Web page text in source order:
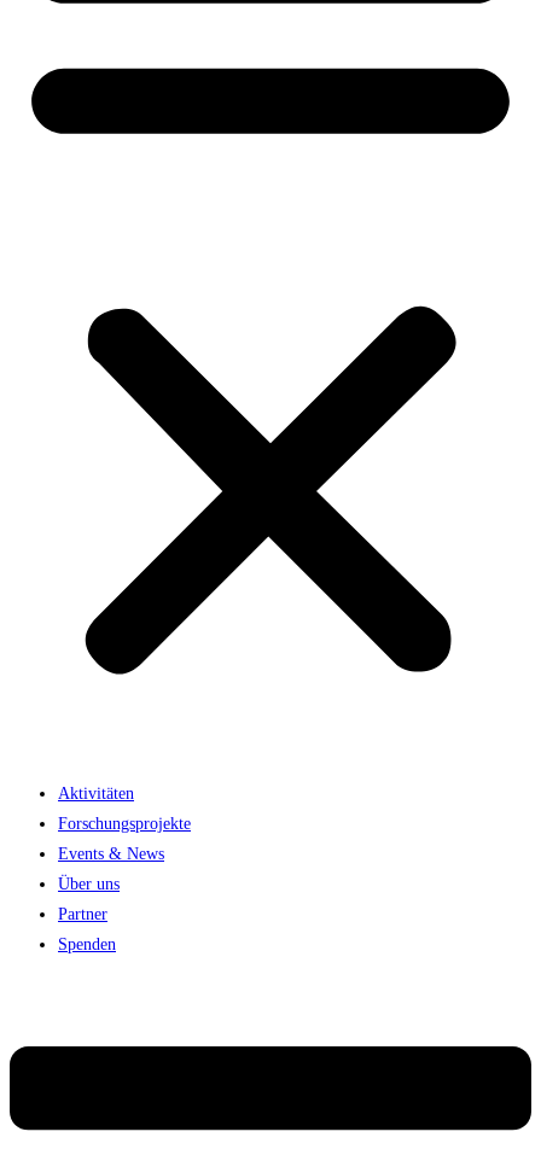
Aktivitäten
Forschungsprojekte
Events & News
Über uns
Partner
Spenden